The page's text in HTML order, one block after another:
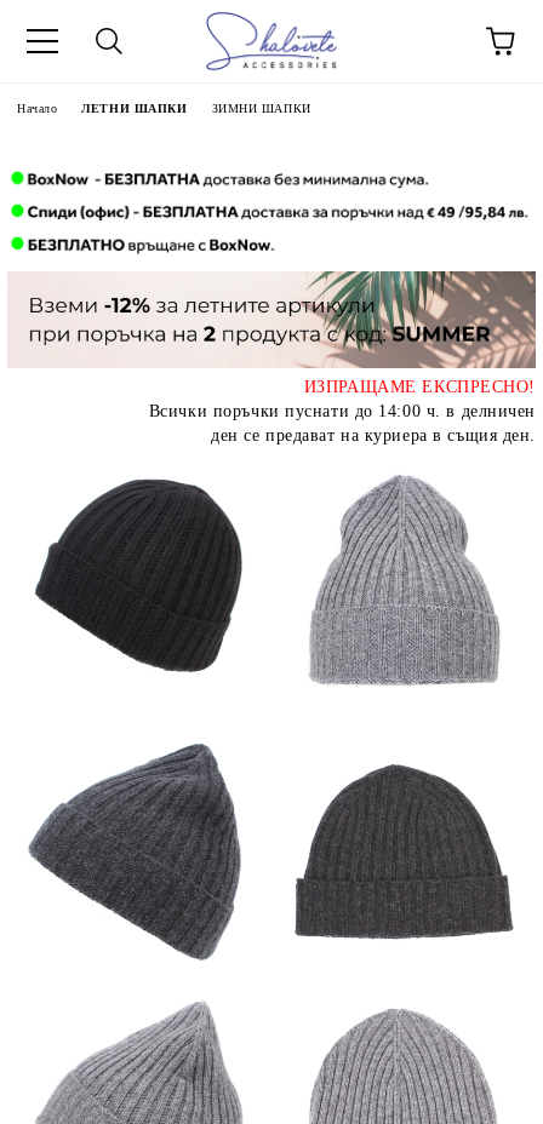
Начало ЛЕТНИ ШАПКИ ЗИМНИ ШАПКИ
ИЗПРАЩАМЕ ЕКСПРЕСНО!
Всички поръчки пуснати до 14:00 ч. в делничен
ден се предават на куриера в същия ден.